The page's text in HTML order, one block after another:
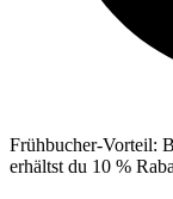
Frühbucher-Vorteil:
erhältst du 10 %